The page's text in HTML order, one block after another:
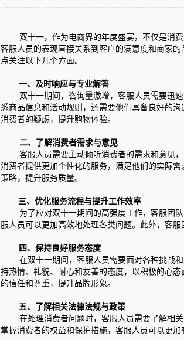
双十一，作为电商界的年度盛宴，不仅是消费
客服人员的表现直接关系到客户的满意度和商家
点关注以下几个方面。
一、及时响应与专业解答
双十一期间，咨询量激增，客服人员需要迅速
悉商品信息和活动规则，还需要他们具备良好的
消费者的疑虑，提升购物体验。
二、了解消费者需求与意见
客服人员需要主动倾听消费者的需求和意见，
消费者提供更加个性化的服务，满足他们的实际
策略，提升服务质量。
三、优化服务流程与提升工作效率
为了应对双十一期间的高强度工作，客服团队
服人员可以更加高效地处理各类问题。此外，客
四、保持良好服务态度
在双十一期间，客服人员需要面对各种挑战和
持热情、礼貌、耐心和友善的态度，以积极的心
的信任和尊重，提升品牌形象。
五、了解相关法律法规与政策
在处理消费者问题时，客服人员需要了解相关
掌握消费者的权益和保护措施，客服人员可以更